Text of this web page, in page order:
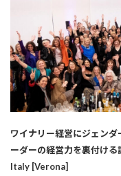
ワイナリー経営にジェンダ
ーダーの経営力を裏付ける
Italy [Verona]